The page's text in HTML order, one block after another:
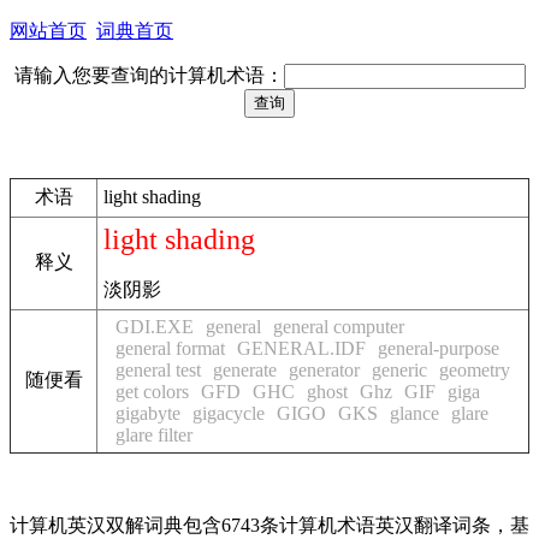
网站首页 词典首页
请输入您要查询的计算机术语：
术语 light shading
释义
light shading
淡阴影
随便看
GDI.EXE general
general computer
general format GENERAL.IDF
general-purpose
general test
generate generator generic
geometry
get colors GFD GHC ghost Ghz GIF
giga
gigabyte
gigacycle GIGO GKS glance
glare
glare filter
计算机英汉双解词典包含6743条计算机术语英汉翻译词条，基